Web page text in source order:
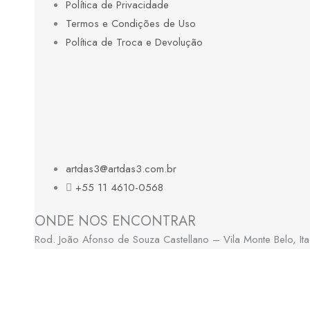
Política de Privacidade
Termos e Condições de Uso
Política de Troca e Devolução
artdas3@artdas3.com.br
+55 11 4610-0568
ONDE NOS ENCONTRAR
Rod. João Afonso de Souza Castellano – Vila Monte Belo,